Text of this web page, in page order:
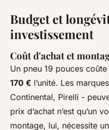
Budget et
investissement
Coût d'achat et
Un pneu 19 pouces
170 € l’unité. Les
Continental, Pirelli -
prix d’achat n’est qu’un
montage, lui, nécessite